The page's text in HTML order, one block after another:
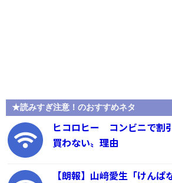
★読みすぎ注意！のおすすめネタ
ヒコロヒー コンビニで割
買わない〟理由
【朗報】山﨑愛生「けん